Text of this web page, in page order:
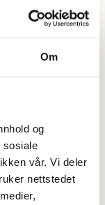
Om
og
sosiale
vår. Vi deler
nettstedet